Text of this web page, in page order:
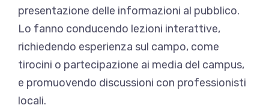
presentazione delle informazioni al pubblico.
Lo fanno conducendo lezioni interattive,
richiedendo esperienza sul campo, come
tirocini o partecipazione ai media del campus,
e promuovendo discussioni con professionisti
locali.